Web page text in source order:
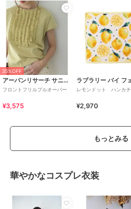
35%OFF
アーバンリサーチ サニーレーベル
フロントフリルプルオーバー
¥3,575
レモンドット ハンカチ
¥2,970
もっとみる
華やかなコスプレ衣装